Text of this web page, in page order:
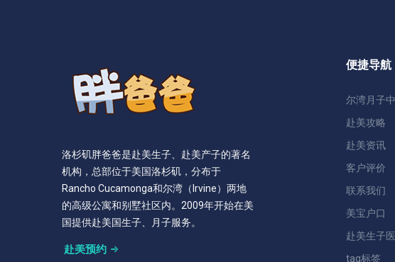
洛杉矶胖爸爸是赴美生子、赴美产子的著名
机构，总部位于美国洛杉矶，分布于
Rancho Cucamonga和尔湾（Irvine）两地
的高级公寓和别墅社区内。2009年开始在美
国提供赴美国生子、月子服务。
赴美预约
便捷导航
尔湾月子
赴美攻略
赴美资讯
客户评价
联系我们
美宝户口
赴美生子
tag标签